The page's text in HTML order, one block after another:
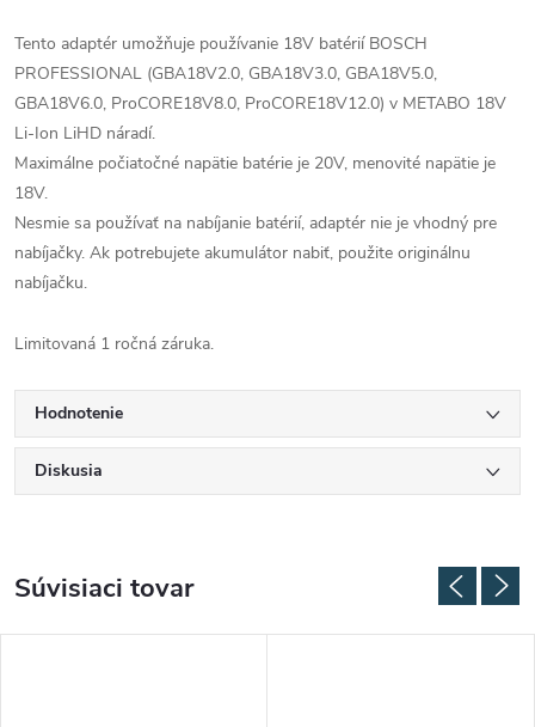
Tento adaptér umožňuje používanie 18V batérií BOSCH
PROFESSIONAL (GBA18V2.0, GBA18V3.0, GBA18V5.0,
GBA18V6.0, ProCORE18V8.0, ProCORE18V12.0) v METABO 18V
Li-Ion LiHD náradí.
Maximálne počiatočné napätie batérie je 20V, menovité napätie je
18V.
Nesmie sa používať na nabíjanie batérií, adaptér nie je vhodný pre
nabíjačky. Ak potrebujete akumulátor nabiť, použite originálnu
nabíjačku.
Limitovaná 1 ročná záruka.
Hodnotenie
Diskusia
Súvisiaci tovar